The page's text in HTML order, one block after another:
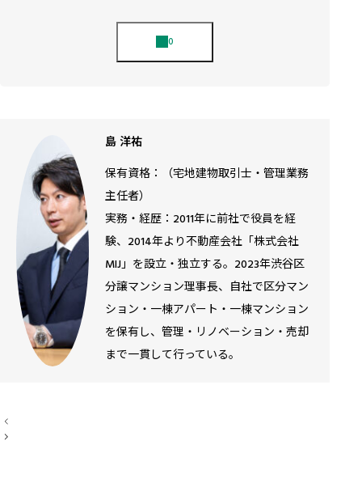
島 洋祐
保有資格：（宅地建物取引士・管理業務
主任者）
実務・経歴：2011年に前社で役員を経
験、2014年より不動産会社「株式会社
MIJ」を設立・独立する。2023年渋谷区
分譲マンション理事長、自社で区分マン
ション・一棟アパート・一棟マンション
を保有し、管理・リノベーション・売却
まで一貫して行っている。
投
稿
ナ